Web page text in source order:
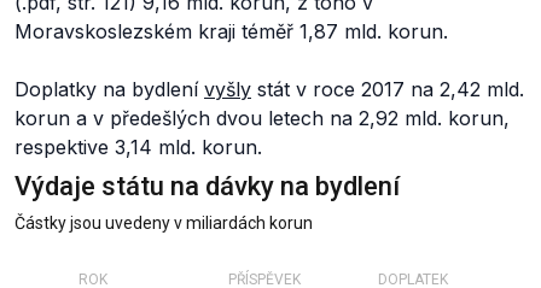
Moravskoslezském kraji téměř 1,87 mld. korun.
Doplatky na bydlení vyšly stát v roce 2017 na 2,42 mld.
korun a v předešlých dvou letech na 2,92 mld. korun,
respektive 3,14 mld. korun.